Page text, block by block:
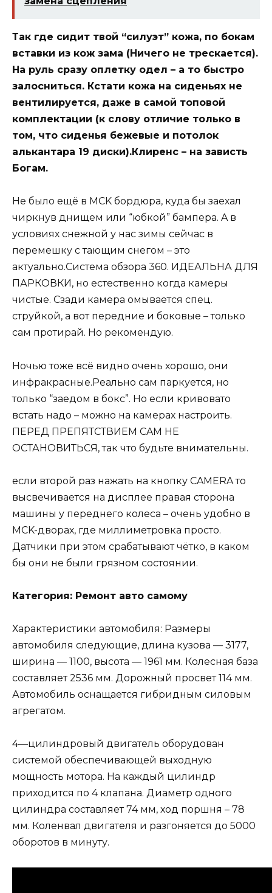
Так где сидит твой “силуэт” кожа, по бокам
вставки из кож зама (Ничего не трескается).
Ha руль сразу оплетку одел – a то быстро
залосниться. Кстати кожа на сиденьях не
вентилируется, даже в самой топовой
комплектации (к слову отличие только в
том, что сиденья бежевые и потолок
алькантара 19 диски).Клиренс – на зависть
Богам.
He было ещё в MCK бордюра, куда бы заехал
чиркнув днищем или “юбкой” бампера. A в
условиях снежной у нас зимы сейчас в
перемешку c тающим снегом – это
актуально.Система обзора 360. ИДЕАЛЬНА ДЛЯ
ПАРКОВКИ, но естественно когда камеры
чистые. Сзади камера омывается спец.
струйкой, a вот передние и боковые – только
сам протирай. Ho рекомендую.
Ночью тоже всё видно очень хорошо, они
инфракрасные.Реально сам паркуется, но
только “заедом в бокс”. Ho если кривовато
встать надо – можно на камерах настроить.
ПЕРЕД ПРЕПЯТСТВИЕМ CAM HE
ОСТАНОВИТЬСЯ, так что будьте внимательны.
если второй раз нажать на кнопку CAMERA то
высвечивается на дисплее правая сторона
машины у переднего колеса – очень удобно в
MCK-дворах, где миллиметровка просто.
Датчики при этом срабатывают чётко, в каком
бы они не были грязном состоянии.
Категория: Ремонт авто самому
Характеристики автомобиля: Размеры
автомобиля следующие, длина кузова — 3177,
ширина — 1100, высота — 1961 мм. Колесная база
составляет 2536 мм. Дорожный просвет 114 мм.
Автомобиль оснащается гибридным силовым
агрегатом.
4—цилиндровый двигатель оборудован
системой обеспечивающей выходную
мощность мотора. На каждый цилиндр
приходится по 4 клапана. Диаметр одного
цилиндра составляет 74 мм, ход поршня – 78
мм. Коленвал двигателя и разгоняется до 5000
оборотов в минуту.